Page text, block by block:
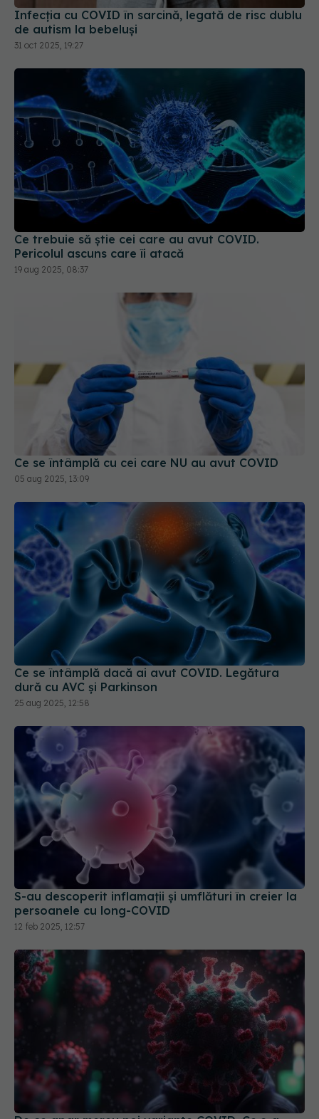
31 oct 2025, 19:27
Ce trebuie să știe cei care au avut COVID.
Pericolul ascuns care îi atacă
19 aug 2025, 08:37
Ce se întâmplă cu cei care NU au avut COVID
05 aug 2025, 13:09
Ce se întâmplă dacă ai avut COVID. Legătura
dură cu AVC și Parkinson
25 aug 2025, 12:58
S-au descoperit inflamaţii și umflături în creier la
persoanele cu long-COVID
12 feb 2025, 12:57
De ce apar mereu noi variante COVID. Ce s-a
aflat despre boală
11 feb 2026, 15:04